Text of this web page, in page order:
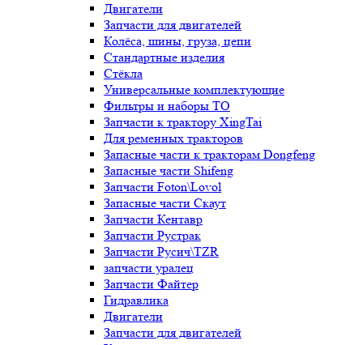
Двигатели
Запчасти для двигателей
Колёса, шины, груза, цепи
Стандартные изделия
Стёкла
Универсальные комплектующие
Фильтры и наборы ТО
Запчасти к трактору XingTai
Для ременных тракторов
Запасные части к тракторам Dongfeng
Запасные части Shifeng
Запчасти Foton\Lovol
Запасные части Скаут
Запчасти Кентавр
Запчасти Рустрак
Запчасти Русич\TZR
запчасти уралец
Запчасти Файтер
Гидравлика
Двигатели
Запчасти для двигателей